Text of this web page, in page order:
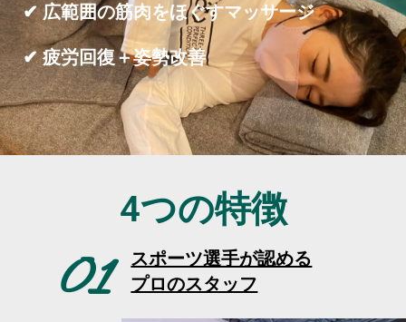
✔︎広範囲の筋肉をほぐすマッサージ
✔︎疲労回復＋姿勢改善
4つの特徴
01
スポーツ選手が認める
プロのスタッフ